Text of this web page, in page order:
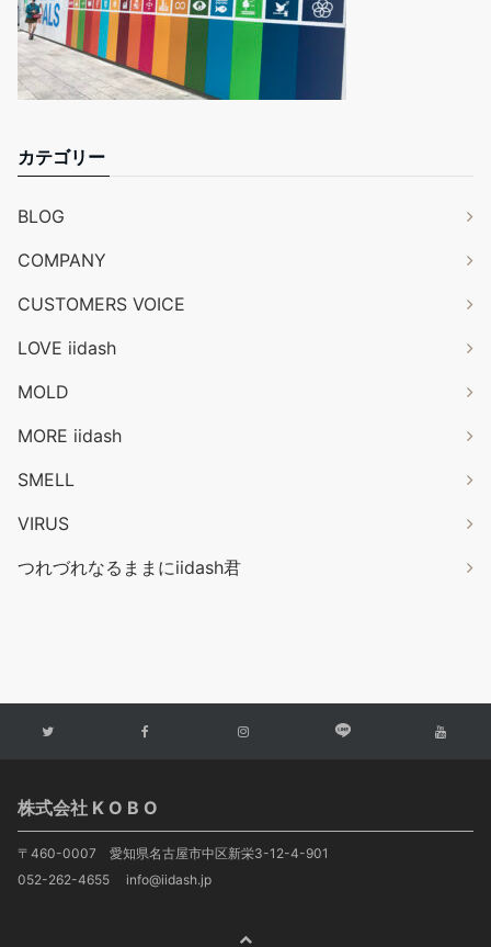
カテゴリー
BLOG
COMPANY
CUSTOMERS VOICE
LOVE iidash
MOLD
MORE iidash
SMELL
VIRUS
つれづれなるままにiidash君
株式会社 K O B O
〒460-0007 愛知県名古屋市中区新栄3-12-4-901
052-262-4655 info@iidash.jp